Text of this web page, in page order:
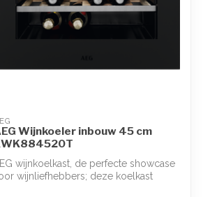
Wijnkoeler inbouw 45 cm
wijnkoelkast, de perfecte showcase
wijnliefhebbers; deze koelkast